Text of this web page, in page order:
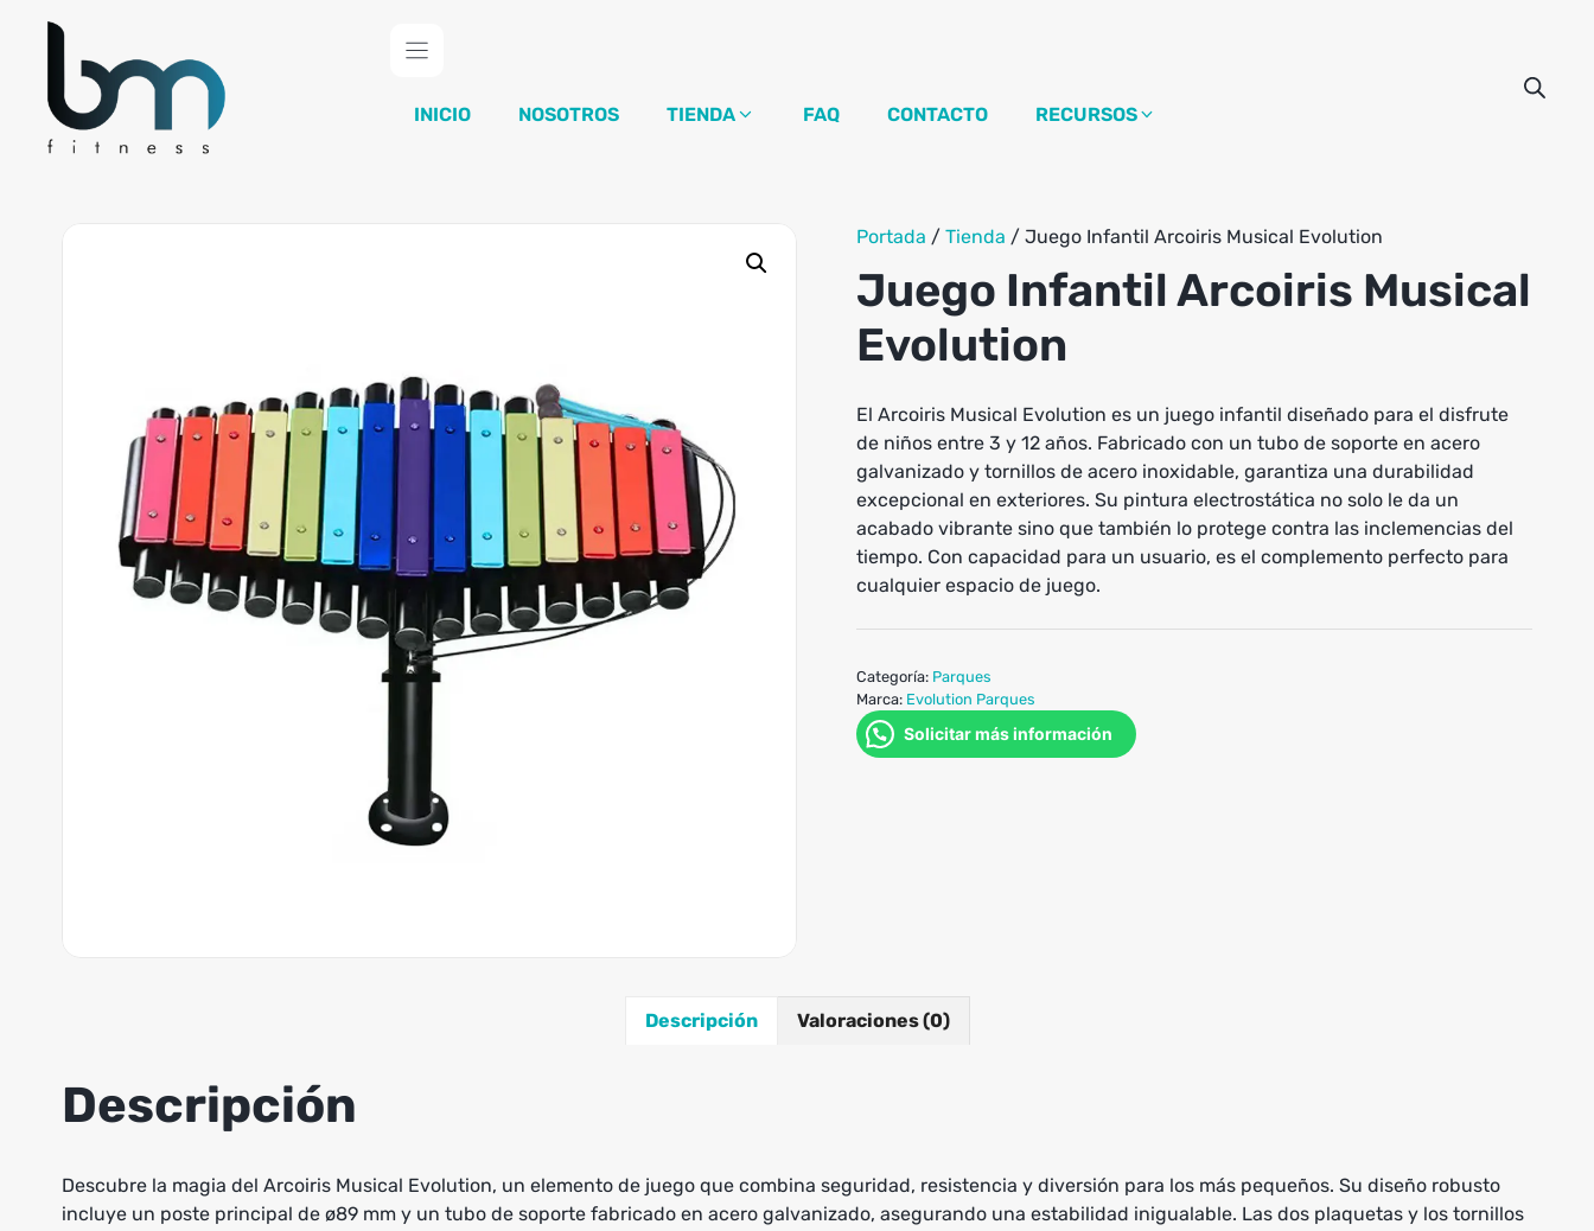
contenido
INICIO
NOSOTROS TIENDA FAQ CONTACTO RECURSOS
Portada / Tienda / Juego Infantil Arcoiris Musical Evolution
Juego Infantil Arcoiris Musical
Evolution
El Arcoiris Musical Evolution es un juego infantil diseñado para el disfrute
de niños entre 3 y 12 años. Fabricado con un tubo de soporte en acero
galvanizado y tornillos de acero inoxidable, garantiza una durabilidad
excepcional en exteriores. Su pintura electrostática no solo le da un
acabado vibrante sino que también lo protege contra las inclemencias del
tiempo. Con capacidad para un usuario, es el complemento perfecto para
cualquier espacio de juego.
Categoría: Parques
Marca: Evolution Parques
Solicitar más información
Descripción Valoraciones (0)
Descripción
Descubre la magia del Arcoiris Musical Evolution, un elemento de juego que combina seguridad, resistencia y diversión para los más pequeños. Su diseño robusto
incluye un poste principal de ø89 mm y un tubo de soporte fabricado en acero galvanizado, asegurando una estabilidad inigualable. Las dos plaquetas y los tornillos